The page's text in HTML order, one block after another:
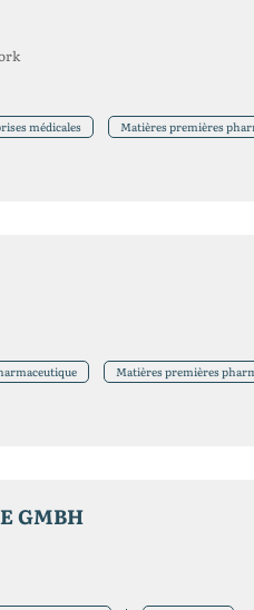
médicales Matières premières
Matières premières
GMBH